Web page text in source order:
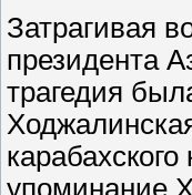
Затрагивая
президента
трагедия
упоминание